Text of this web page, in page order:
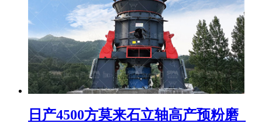
日产4500方莫来石立轴高产预粉磨_